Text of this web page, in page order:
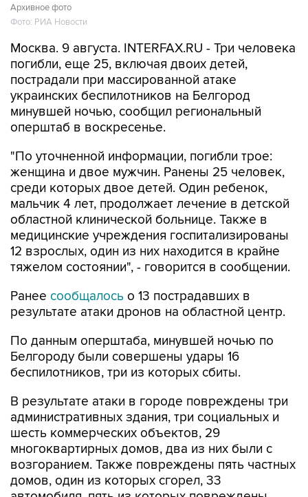
Архивное фото
Фото: РИА Новости
Москва. 9 августа. INTERFAX.RU - Три человека
погибли, еще 25, включая двоих детей,
пострадали при массированной атаке
украинских беспилотников на Белгород
минувшей ночью, сообщил региональный
оперштаб в воскресенье.
"По уточненной информации, погибли трое:
женщина и двое мужчин. Ранены 25 человек,
среди которых двое детей. Один ребенок,
мальчик 4 лет, продолжает лечение в детской
областной клинической больнице. Также в
медицинские учреждения госпитализированы
12 взрослых, один из них находится в крайне
тяжелом состоянии", - говорится в сообщении.
Ранее сообщалось о 13 пострадавших в
результате атаки дронов на областной центр.
По данным оперштаба, минувшей ночью по
Белгороду были совершены удары 16
беспилотников, три из которых сбиты.
В результате атаки в городе повреждены три
административных здания, три социальных и
шесть коммерческих объектов, 29
многоквартирных домов, два из них были с
возгоранием. Также повреждены пять частных
домов, один из которых сгорел, 33